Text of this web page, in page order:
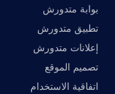
بوابة متدورش
تطبيق متدورش
إعلانات متدورش
تصميم الموقع
اتفاقية الاستخدام